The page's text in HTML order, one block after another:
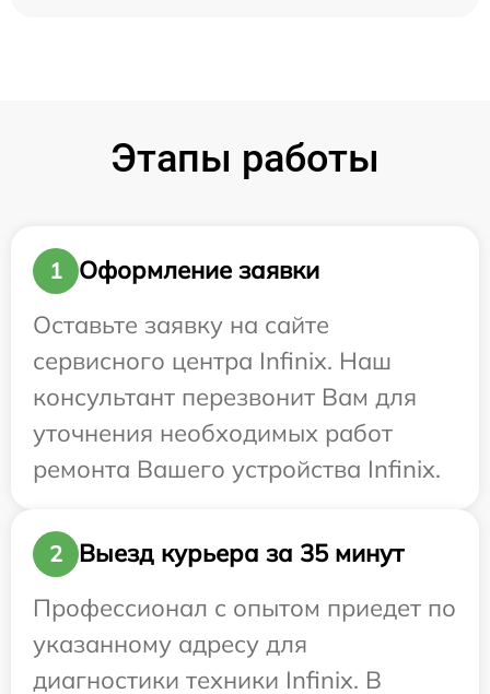
Этапы работы
1
Оформление заявки
Оставьте заявку на сайте
сервисного центра Infinix. Наш
консультант перезвонит Вам для
уточнения необходимых работ
ремонта Вашего устройства Infinix.
2
Выезд курьера за 35 минут
Профессионал с опытом приедет по
указанному адресу для
диагностики техники Infinix. В